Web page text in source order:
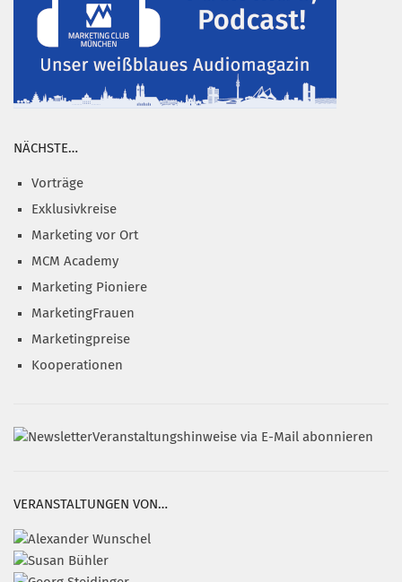
NÄCHSTE…
Vorträge
Exklusivkreise
Marketing vor Ort
MCM Academy
Marketing Pioniere
MarketingFrauen
Marketingpreise
Kooperationen
Veranstaltungshinweise via E-Mail abonnieren
VERANSTALTUNGEN VON…